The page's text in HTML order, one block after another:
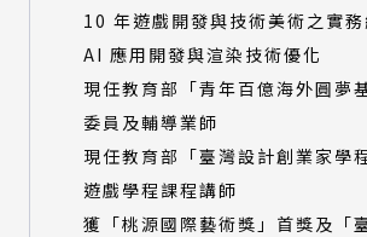
10 年遊戲開發與技術美術之實
AI 應用開發與渲染技術優化
現任教育部「青年百億海外圓夢
委員及輔導業師
現任教育部「臺灣設計創業家學
遊戲學程課程講師
獲「桃源國際藝術獎」首獎及「